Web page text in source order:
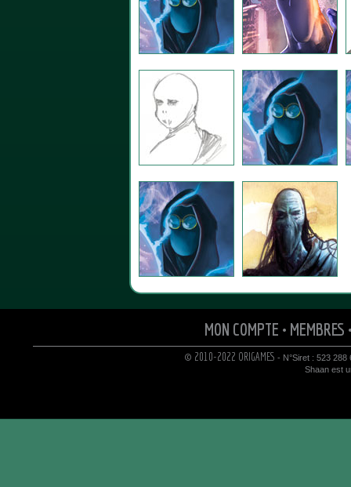
MON COMPTE • MEMBRES
© 2010-2022 ORIGAMES - N°Siret : 523 288
Shaan est